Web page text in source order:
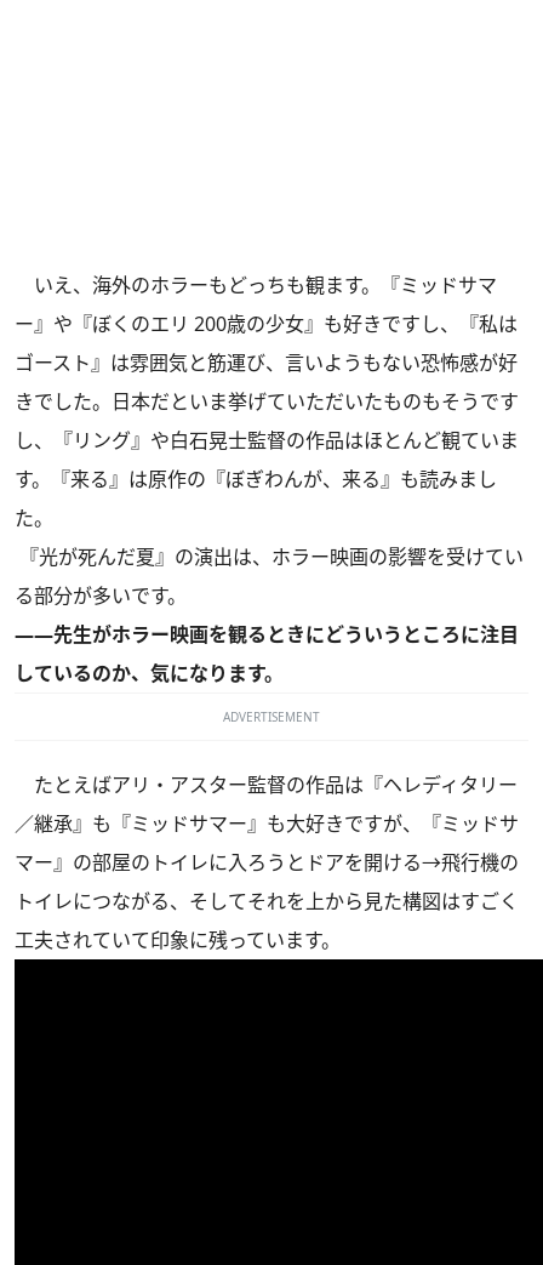
いえ、海外のホラーもどっちも観ます。『ミッドサマ
ー』や『ぼくのエリ 200歳の少女』も好きですし、『私は
ゴースト』は雰囲気と筋運び、言いようもない恐怖感が好
きでした。日本だといま挙げていただいたものもそうです
し、『リング』や白石晃士監督の作品はほとんど観ていま
す。『来る』は原作の『ぼぎわんが、来る』も読みまし
た。
『光が死んだ夏』の演出は、ホラー映画の影響を受けてい
る部分が多いです。
――先生がホラー映画を観るときにどういうところに注目
しているのか、気になります。
ADVERTISEMENT
たとえばアリ・アスター監督の作品は『ヘレディタリー
／継承』も『ミッドサマー』も大好きですが、『ミッドサ
マー』の部屋のトイレに入ろうとドアを開ける→飛行機の
トイレにつながる、そしてそれを上から見た構図はすごく
工夫されていて印象に残っています。